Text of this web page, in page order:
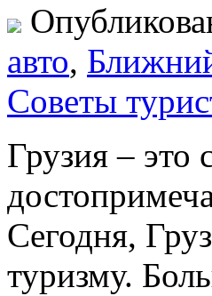
авто,
Советы
Грузия – это
Сегодня,
туризму.